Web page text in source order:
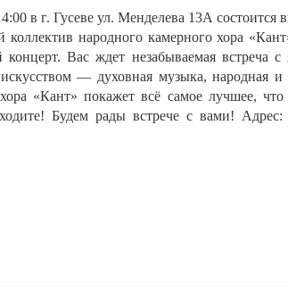
в г. Гусеве ул. Менделева 13А
коллектив народного камерного хора
Вас ждет незабываемая
— духовная музыка, народная и
«Кант» покажет всё самое лучшее,
Будем рады встрече с вами! Адрес: